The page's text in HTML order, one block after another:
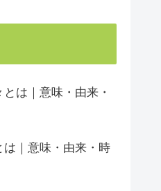
とは｜意味・由来・
は｜意味・由来・時